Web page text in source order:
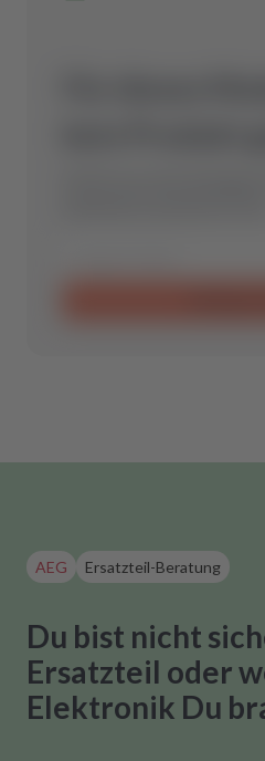
AEG Ersatzteil-Beratung
Du bist nicht
Ersatzteil oder
Elektronik Du